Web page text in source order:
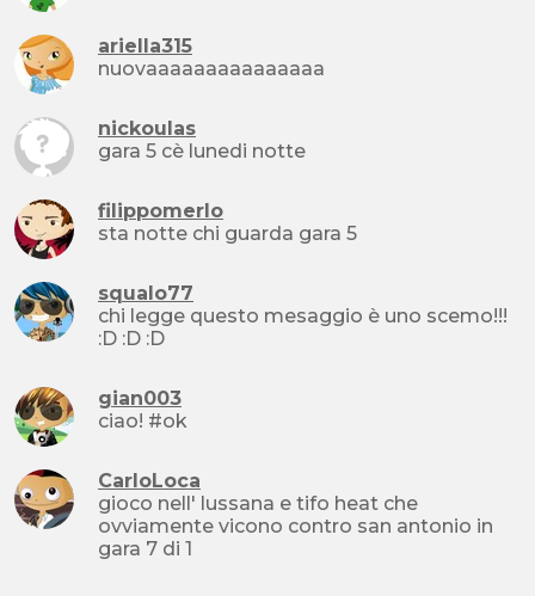
ariella315
nuovaaaaaaaaaaaaaaa
nickoulas
gara 5 cè lunedi notte
filippomerlo
sta notte chi guarda gara 5
squalo77
chi legge questo mesaggio è uno scemo!!!
:D :D :D
gian003
ciao! #ok
CarloLoca
gioco nell' lussana e tifo heat che
ovviamente vicono contro san antonio in
gara 7 di 1